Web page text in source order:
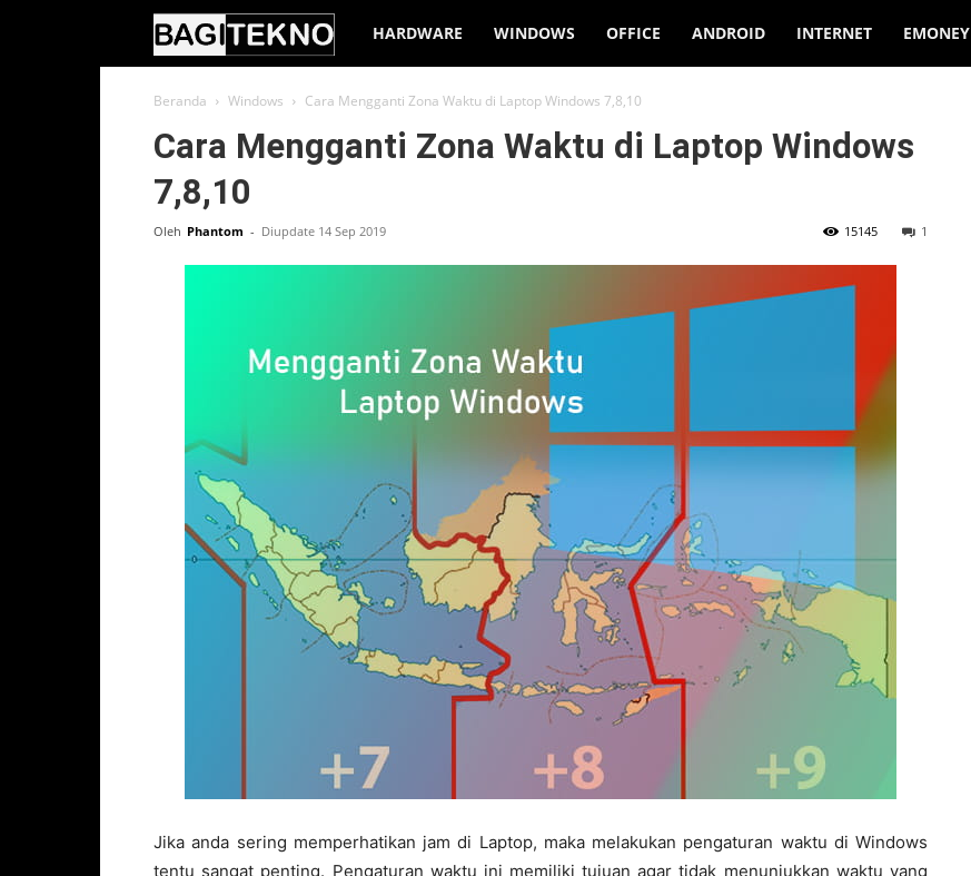
BagiTekno
HARDWARE WINDOWS OFFICE ANDROID INTERNET EMONEY
Beranda Windows Cara Mengganti Zona Waktu di Laptop Windows 7,8,10
Cara Mengganti Zona Waktu di Laptop Windows
7,8,10
Oleh Phantom - Diupdate 14 Sep 2019 1
15145
Jika anda sering memperhatikan jam di Laptop, maka melakukan pengaturan waktu di Windows
tentu sangat penting. Pengaturan waktu ini memiliki tujuan agar tidak menunjukkan waktu yang